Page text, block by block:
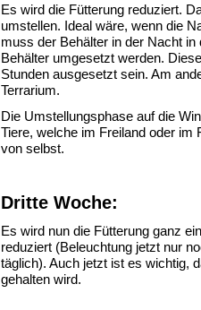
Es wird die Fütterung reduziert.
umstellen. Ideal wäre, wenn die
muss der Behälter in der Nacht in
Behälter umgesetzt werden.
Stunden ausgesetzt sein. Am
Terrarium.
Die Umstellungsphase auf die
Tiere, welche im Freiland oder im
von selbst.
Dritte Woche:
Es wird nun die Fütterung ganz
reduziert (Beleuchtung jetzt nur
täglich). Auch jetzt ist es wichtig,
gehalten wird.